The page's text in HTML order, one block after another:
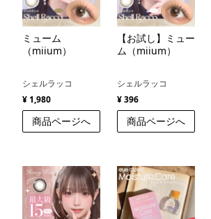
ミューム
（miium）
シェルラッコ
¥ 1,980
商品ページへ
【お試し】ミュー
ム（miium）
シェルラッコ
¥ 396
商品ページへ